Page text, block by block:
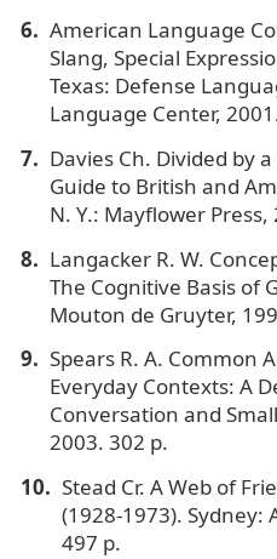
American Language
Slang, Special
Texas: Defense
Language Center,
Davies Ch. Divided by
Guide to British and
N. Y.: Mayflower Press,
Langacker R. W.
The Cognitive Basis of
Mouton de Gruyter,
Spears R. A. Common
Everyday Contexts: A
Conversation and
2003. 302 p.
Stead Cr. A Web of
(1928-1973). Sydney:
497 p.